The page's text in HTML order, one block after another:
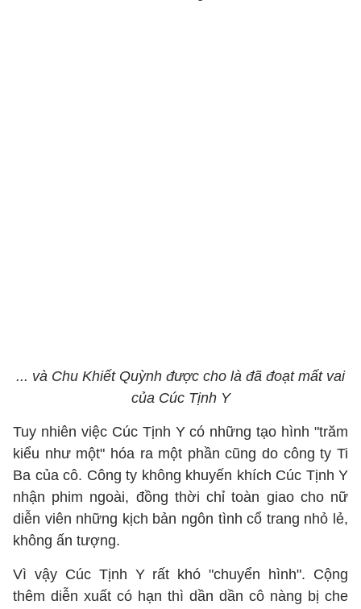
... và Chu Khiết Quỳnh được cho là đã đoạt mất vai
của Cúc Tịnh Y
Tuy nhiên việc Cúc Tịnh Y có những tạo hình "trăm
kiểu như một" hóa ra một phần cũng do công ty Ti
Ba của cô. Công ty không khuyến khích Cúc Tịnh Y
nhận phim ngoài, đồng thời chỉ toàn giao cho nữ
diễn viên những kịch bản ngôn tình cổ trang nhỏ lẻ,
không ấn tượng.
Vì vậy Cúc Tịnh Y rất khó "chuyển hình". Cộng
thêm diễn xuất có hạn thì dần dần cô nàng bị che